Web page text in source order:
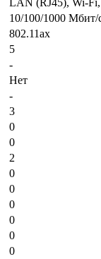
10/100/1000 Мбит/
802.11ax
5
-
Нет
-
3
0
0
2
0
0
0
0
0
0